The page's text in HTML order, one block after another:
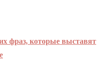
фраз, которые выставят